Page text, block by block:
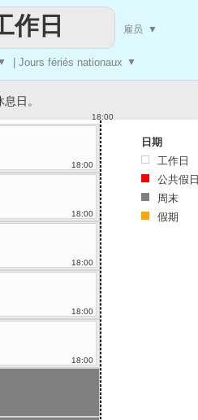
| Jours fériés nationaux ▼
作日 雇员 ▼
日。
18:00
18:00
18:00
18:00
18:00
18:00
日期
工作日
公共假日
周末
假期